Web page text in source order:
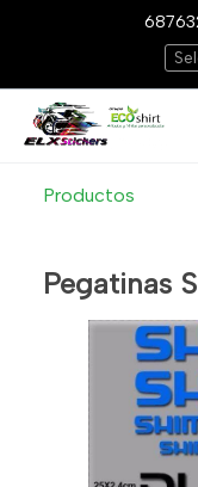
Productos
Pegatinas